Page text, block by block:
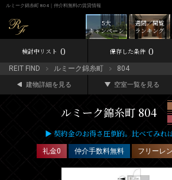
ルミーク錦糸町 804｜仲介料無料の賃貸情報
週間／閲覧
ランキング
5大
キャンペーン
検討中リスト 0 保存した条件 0
REIT FIND ルミーク錦糸町 804
建物詳細を見る 空室一覧を見る
ルミーク錦糸町 804
▶ 契約金のお得さ圧倒的。比べてみれ
礼金0 仲介手数料無料 フリーレ